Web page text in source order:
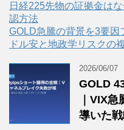
日経225先物の証拠金は
認方法
GOLD急騰の背景を3要因
ドル安と地政学リスクの
2026/06/07
GOLD
｜VIX
導いた